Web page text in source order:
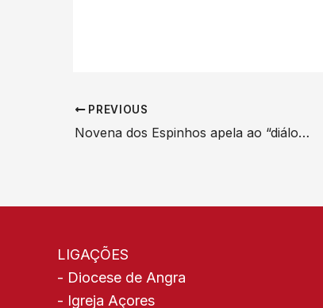
PREVIOUS
Novena dos Espinhos apela ao “diálogo social autêntico” que liberte a sociedade dos “espinhos do individualismo”
LIGAÇÕES
- Diocese de Angra
- Igreja Açores